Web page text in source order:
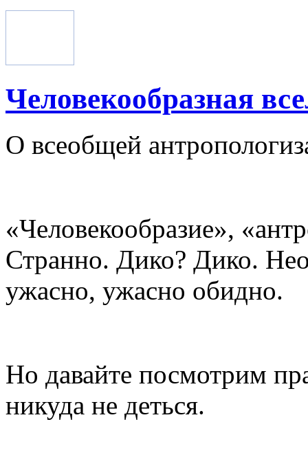
Человекообразная
О всеобщей
«Человекообразие»,
Странно. Дико? Дико.
ужасно, ужасно обидно.
Но давайте посмотрим
никуда не деться.